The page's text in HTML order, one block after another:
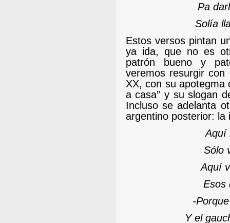
Pa
Solía
Estos versos pintan
ya ida, que no es
patrón bueno y
veremos resurgir con
XX, con su apotegma
a casa” y su slogan
Incluso se adelanta
argentino posterior: la
Aquí
Sólo
Aquí
Esos
-
Y el